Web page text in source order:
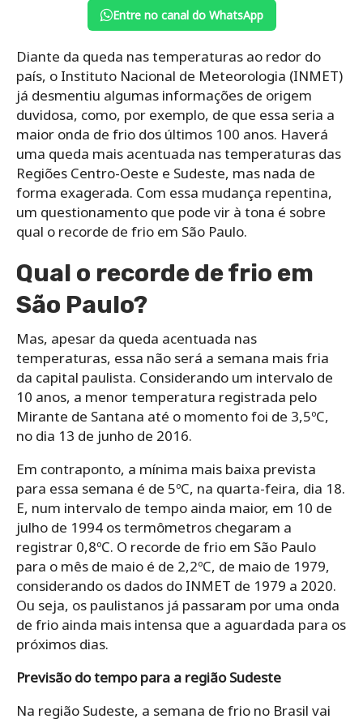
Entre no canal do WhatsApp
Diante da queda nas temperaturas ao redor do
país, o Instituto Nacional de Meteorologia (INMET)
já desmentiu algumas informações de origem
duvidosa, como, por exemplo, de que essa seria a
maior onda de frio dos últimos 100 anos. Haverá
uma queda mais acentuada nas temperaturas das
Regiões Centro-Oeste e Sudeste, mas nada de
forma exagerada. Com essa mudança repentina,
um questionamento que pode vir à tona é sobre
qual o recorde de frio em São Paulo.
Qual o recorde de frio em
São Paulo?
Mas, apesar da queda acentuada nas
temperaturas, essa não será a semana mais fria
da capital paulista. Considerando um intervalo de
10 anos, a menor temperatura registrada pelo
Mirante de Santana até o momento foi de 3,5ºC,
no dia 13 de junho de 2016.
Em contraponto, a mínima mais baixa prevista
para essa semana é de 5ºC, na quarta-feira, dia 18.
E, num intervalo de tempo ainda maior, em 10 de
julho de 1994 os termômetros chegaram a
registrar 0,8ºC. O recorde de frio em São Paulo
para o mês de maio é de 2,2ºC, de maio de 1979,
considerando os dados do INMET de 1979 a 2020.
Ou seja, os paulistanos já passaram por uma onda
de frio ainda mais intensa que a aguardada para os
próximos dias.
Previsão do tempo para a região Sudeste
Na região Sudeste, a semana de frio no Brasil vai